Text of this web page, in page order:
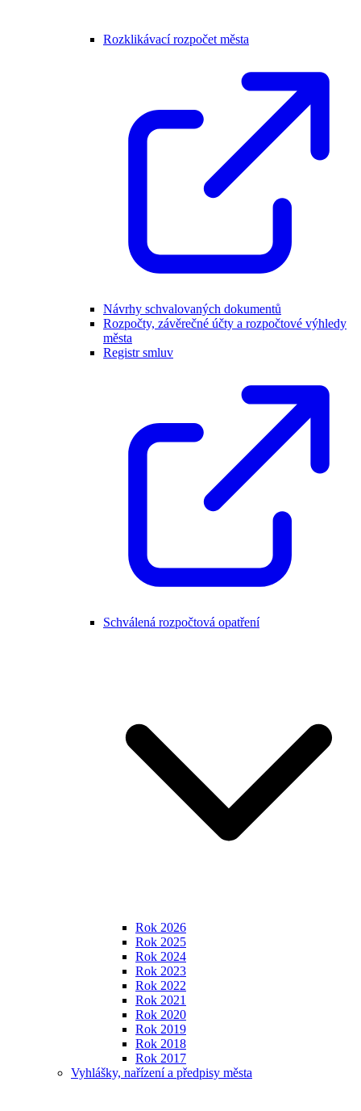
Rozklikávací rozpočet města
Návrhy schvalovaných dokumentů
Rozpočty, závěrečné účty a rozpočtové výhledy
města
Registr smluv
Schválená rozpočtová opatření
Rok 2026
Rok 2025
Rok 2024
Rok 2023
Rok 2022
Rok 2021
Rok 2020
Rok 2019
Rok 2018
Rok 2017
Vyhlášky, nařízení a předpisy města